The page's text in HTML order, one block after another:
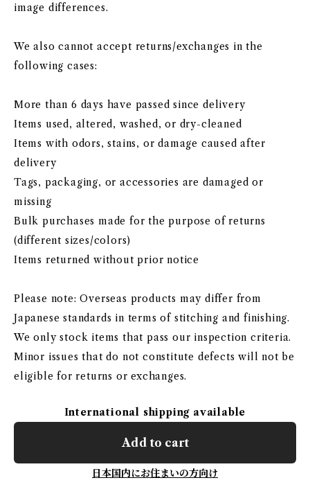
image differences.
We also cannot accept returns/exchanges in the
following cases:
More than 6 days have passed since delivery
Items used, altered, washed, or dry-cleaned
Items with odors, stains, or damage caused after
delivery
Tags, packaging, or accessories are damaged or
missing
Bulk purchases made for the purpose of returns
(different sizes/colors)
Items returned without prior notice
Please note: Overseas products may differ from
Japanese standards in terms of stitching and finishing.
We only stock items that pass our inspection criteria.
Minor issues that do not constitute defects will not be
eligible for returns or exchanges.
International shipping available
Add to cart
日本国内にお住まいの方向け